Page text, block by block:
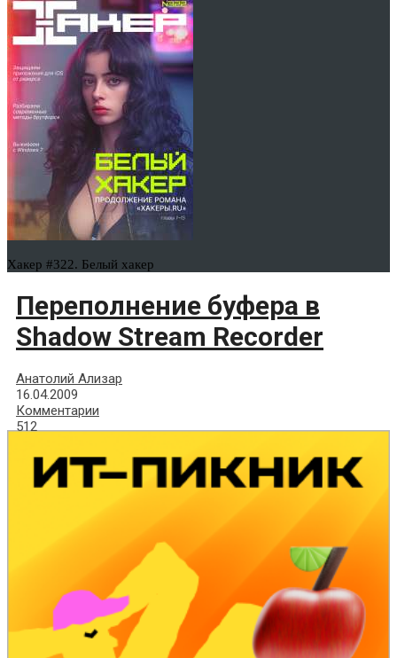
Хакер #322. Белый хакер
Переполнение буфера в
Shadow Stream Recorder
Анатолий Ализар
16.04.2009
Комментарии
512